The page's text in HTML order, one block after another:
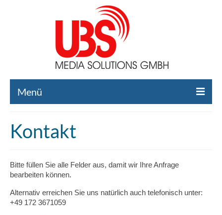
Menü
Liste gebrauchte Broadcast-Technik
Broadcast-Technik Ankauf
Broadcast-Technik Verleih
Kontakt
Bitte füllen Sie alle Felder aus, damit wir Ihre Anfrage
bearbeiten können.
Alternativ erreichen Sie uns natürlich auch telefonisch unter:
+49 172 3671059